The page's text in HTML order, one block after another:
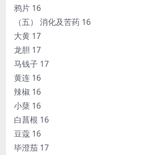
鸦片 16
（五） 消化及苦药 16
大黄 17
龙胆 17
马钱子 17
黄连 16
辣椒 16
小蘖 16
白菖根 16
豆蔻 16
毕澄茄 17